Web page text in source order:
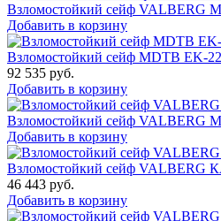
Взломостойкий сейф VALBERG
Добавить в корзину
Взломостойкий сейф MDTB EK-
92 535 руб.
Добавить в корзину
Взломостойкий сейф VALBERG
Добавить в корзину
Взломостойкий сейф VALBERG
46 443 руб.
Добавить в корзину